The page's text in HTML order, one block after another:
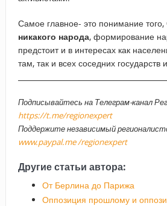
Самое главное- это понимание того,
никакого народа, формирование
предстоит и в интересах как
там, так и всех соседних государств
Подписывайтесь на Телеграм-канал
https://t.me/regionexpert
Поддержите независимый
www.paypal.me /regionexpert
Другие статьи автора:
От Берлина до Парижа
Оппозиция прошлому и